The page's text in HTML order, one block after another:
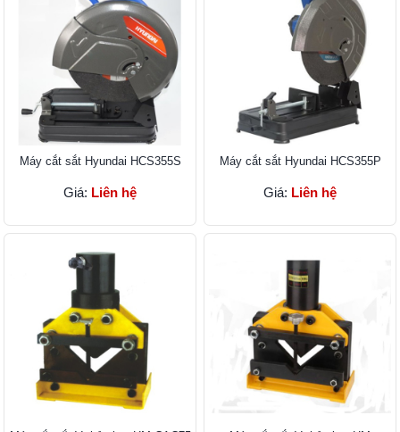
Máy cắt sắt Hyundai HCS355S
Giá: Liên hệ
Máy cắt sắt Hyundai HCS355P
Giá: Liên hệ